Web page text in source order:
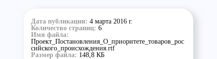
Дата публикации: 4 марта 2016 г.
Количество страниц: 6
Имя файла:
Проект_Постановления_О_приоритете_товаров_рос
сийского_происхождения.rtf
Размер файла: 148,8 КБ